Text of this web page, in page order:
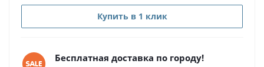
Купить в 1 клик
Бесплатная доставка по городу!